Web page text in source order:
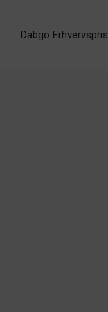
Dabgo Erhvervspris